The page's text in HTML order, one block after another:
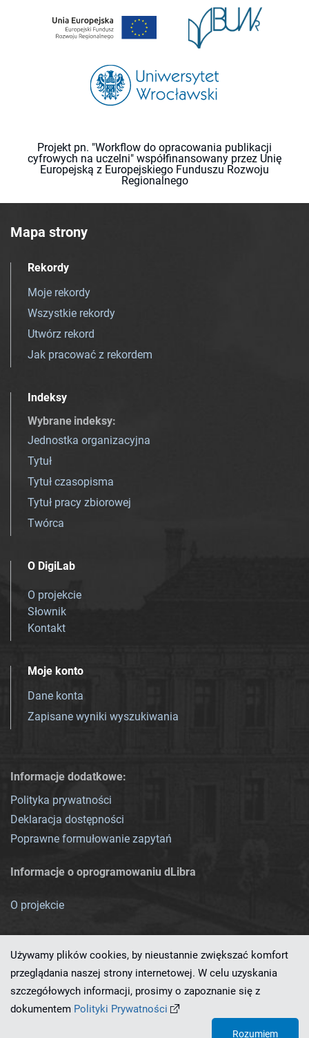
Projekt pn. "Workflow do opracowania publikacji
cyfrowych na uczelni" współfinansowany przez Unię
Europejską z Europejskiego Funduszu Rozwoju
Regionalnego
Mapa strony
Rekordy
Moje rekordy
Wszystkie rekordy
Utwórz rekord
Jak pracować z rekordem
Indeksy
Wybrane indeksy:
Jednostka organizacyjna
Tytuł
Tytuł czasopisma
Tytuł pracy zbiorowej
Twórca
O DigiLab
O projekcie
Słownik
Kontakt
Moje konto
Dane konta
Zapisane wyniki wyszukiwania
Informacje dodatkowe:
Polityka prywatności
Deklaracja dostępności
Poprawne formułowanie zapytań
Informacje o oprogramowaniu dLibra
O projekcie
Ten serwis działa dzięki oprogramowaniu
Używamy plików cookies, by nieustannie zwiększać komfort
przeglądania naszej strony internetowej. W celu uzyskania
szczegółowych informacji, prosimy o zapoznanie się z
dokumentem Polityki Prywatności
Rozumiem